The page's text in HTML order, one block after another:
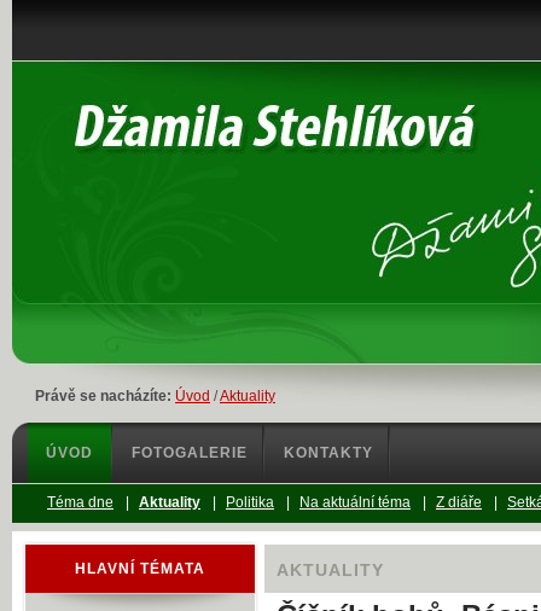
Právě se nacházíte: Úvod /Aktuality
AKTUALITY
HLAVNÍ TÉMATA
ÚVOD FOTOGALERIE KONTAKTY
Téma dne Aktuality Politika Na aktuální téma Z diáře